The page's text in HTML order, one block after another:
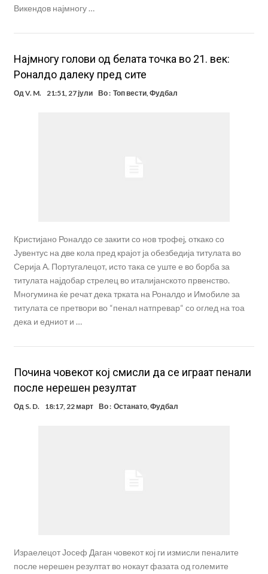
Викендов најмногу …
Најмногу голови од белата точка во 21. век:
Роналдо далеку пред сите
Од V. M. 21:51, 27 јули Во : Топ вести, Фудбал
Кристијано Роналдо се закити со нов трофеј, откако со
Јувентус на две кола пред крајот ја обезбедија титулата во
Серија А. Португалецот, исто така се уште е во борба за
титулата најдобар стрелец во италијанското првенство.
Многумина ќе речат дека трката на Роналдо и Имобиле за
титулата се претвори во “пенал натпревар“ со оглед на тоа
дека и едниот и …
Почина човекот кој смисли да се играат пенали
после нерешен резултат
Од S. D. 18:17, 22 март Во : Останато,Фудбал
Израелецот Јосеф Даган човекот кој ги измисли пеналите
после нерешен резултат во нокаут фазата од големите